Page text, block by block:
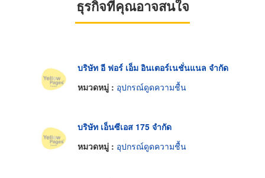
ธุรกิจที่คุณอาจสนใจ
บริษัท อี ฟอร์ เอ็ม อินเตอร์เนชั่นแนล จำกัด
หมวดหมู่ : อุปกรณ์ดูดความชื้น
บริษัท เอ็นซีเอส 175 จำกัด
หมวดหมู่ : อุปกรณ์ดูดความชื้น